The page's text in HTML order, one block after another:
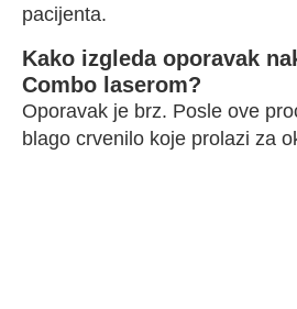
pacijenta.
Kako izgleda oporavak
Combo laserom?
Oporavak je brz. Posle ove
blago crvenilo koje prolazi za